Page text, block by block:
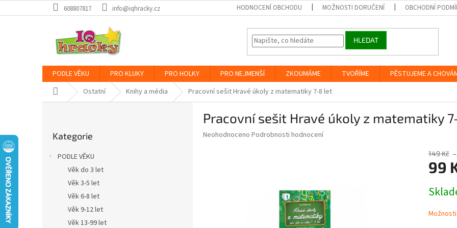
na
608807817 info@iqhracky.cz HODNOCENÍ OBCHODU MOŽNOSTI DORUČENÍ OBCHODNÍ
HLEDAT
PODLE VĚKU PRO KLUKY PRO HOLKY PRO NEJMENŠÍ ZKOUMÁME TVOŘÍME PĚSTUJEME A
Domů Ostatní Knihy a média Pracovní sešit Hravé úkoly z matematiky 7-8 let
kategorie
Kategorie
PODLE VĚKU
Věk do 3 let
Věk 3-5 let
Věk 6-8 let
Věk 9-12 let
Věk 13-99 let
Pracovní sešit Hravé úkoly z matematiky
Průměrné
Neohodnoceno Podrobnosti hodnocení
149 Kč
99
cena: